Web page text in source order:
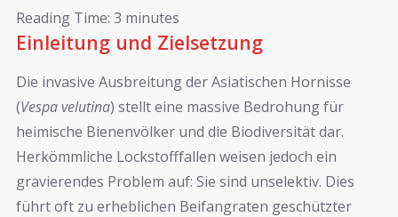
Reading Time: 3 minutes
Einleitung und Zielsetzung
Die invasive Ausbreitung der Asiatischen Hornisse
(Vespa velutina) stellt eine massive Bedrohung für
heimische Bienenvölker und die Biodiversität dar.
Herkömmliche Lockstofffallen weisen jedoch ein
gravierendes Problem auf: Sie sind unselektiv. Dies
führt oft zu erheblichen Beifangraten geschützter